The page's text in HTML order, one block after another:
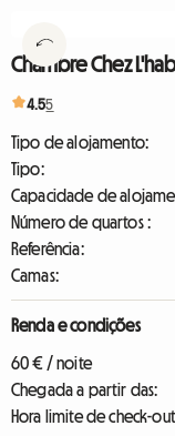
Chambre Chez
4.55
Tipo de alojamento:
Tipo:
Capacidade de
Número de quartos :
Referência:
Camas:
Renda e condições
60 € / noite
Chegada a partir das:
Hora limite de check-